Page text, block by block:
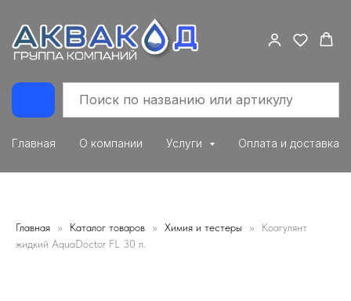
Главная О компании Услуги Оплата и доставка
Главная Каталог товаров Химия и тестеры
Коагулянт
жидкий AquaDoctor FL 30 л.